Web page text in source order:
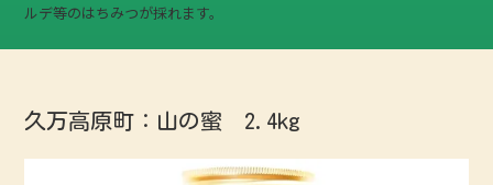
ルデ等のはちみつが採れます。
久万高原町：山の蜜 2.4kg